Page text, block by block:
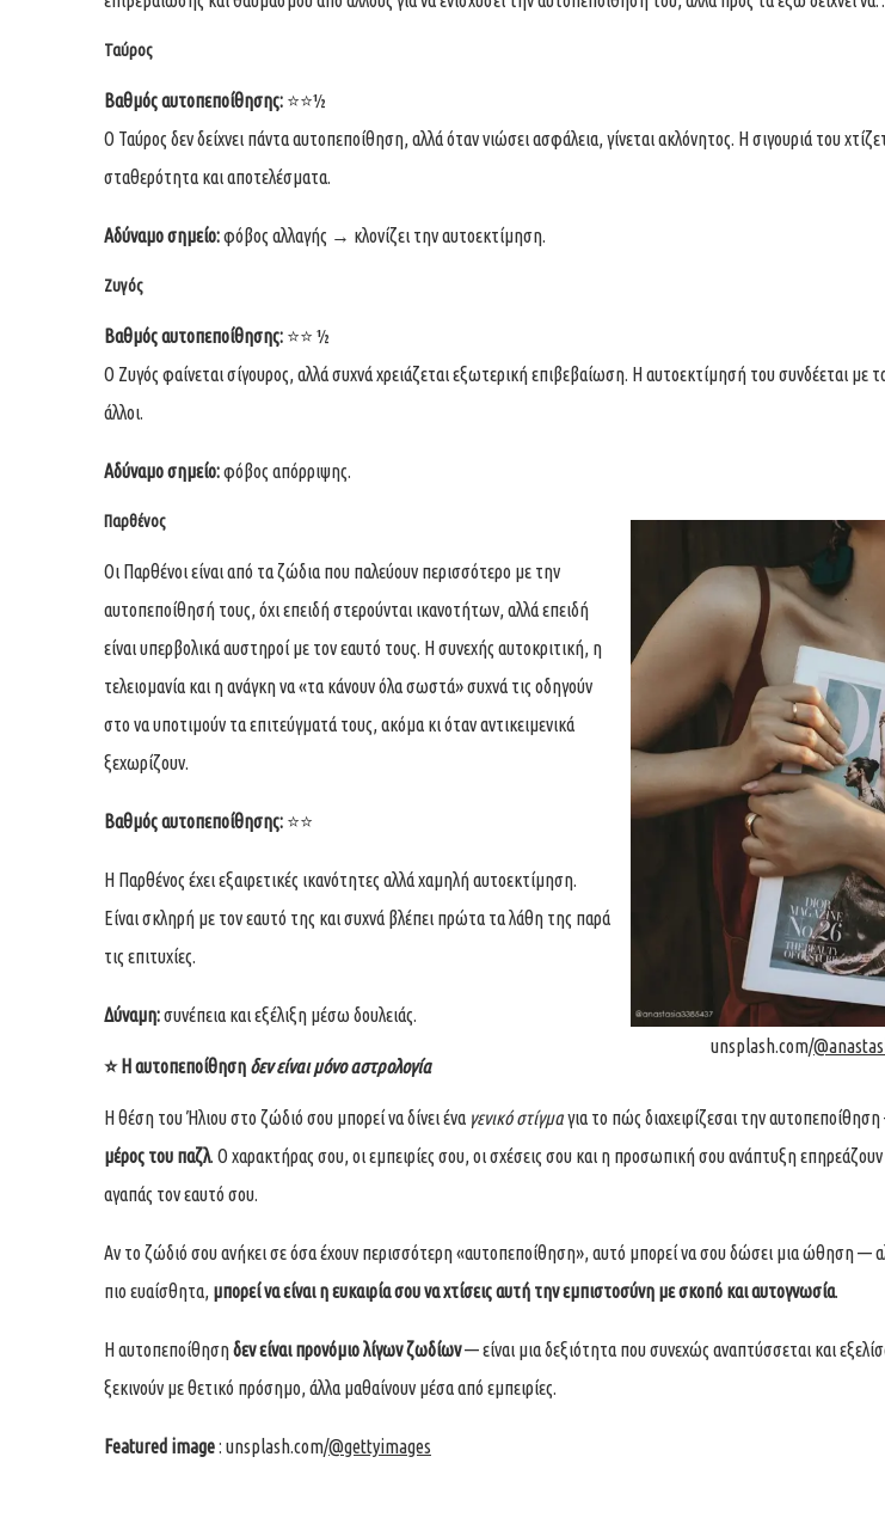
Ταύρος
Βαθμός αυτοπεποίθησης: ⭐⭐½
Ο Ταύρος δεν δείχνει πάντα αυτοπεποίθηση, αλλά όταν νιώσει ασφάλεια, γίνεται ακλόνητος. Η σιγουριά του
σταθερότητα και αποτελέσματα.
Αδύναμο σημείο:φόβος αλλαγής → κλονίζει την αυτοεκτίμηση.
Ζυγός
Βαθμός αυτοπεποίθησης: ⭐⭐ ½
Ο Ζυγός φαίνεται σίγουρος, αλλά συχνά χρειάζεται εξωτερική επιβεβαίωση. Η αυτοεκτίμησή του συνδέεται με
άλλοι.
Αδύναμο σημείο:φόβος απόρριψης.
unsplash.com/
Παρθένος
Οι Παρθένοι είναι από τα ζώδια που παλεύουν περισσότερο με την
αυτοπεποίθησή τους, όχι επειδή στερούνται ικανοτήτων, αλλά επειδή
είναι υπερβολικά αυστηροί με τον εαυτό τους. Η συνεχής αυτοκριτική, η
τελειομανία και η ανάγκη να «τα κάνουν όλα σωστά» συχνά τις οδηγούν
στο να υποτιμούν τα επιτεύγματά τους, ακόμα κι όταν αντικειμενικά
ξεχωρίζουν.
Βαθμός αυτοπεποίθησης: ⭐⭐
Η Παρθένος έχει εξαιρετικές ικανότητες αλλά χαμηλή αυτοεκτίμηση.
Είναι σκληρή με τον εαυτό της και συχνά βλέπει πρώτα τα λάθη της παρά
τις επιτυχίες.
Δύναμη:συνέπεια και εξέλιξη μέσω δουλειάς.
⭐Η αυτοπεποίθηση δεν είναι μόνο αστρολογία
Η θέση του Ήλιου στο ζώδιό σου μπορεί να δίνει ένα γενικό στίγμαγια το πώς διαχειρίζεσαι την
μέρος του παζλ. Ο χαρακτήρας σου, οι εμπειρίες σου, οι σχέσεις σου και η προσωπική σου ανάπτυξη
αγαπάς τον εαυτό σου.
Αν το ζώδιό σου ανήκει σε όσα έχουν περισσότερη «αυτοπεποίθηση», αυτό μπορεί να σου δώσει μια ώθηση —
πιο ευαίσθητα, μπορεί να είναι η ευκαιρία σου να χτίσεις αυτή την εμπιστοσύνη με σκοπό και αυτογνωσία.
Η αυτοπεποίθησηδεν είναι προνόμιο λίγων ζωδίων— είναι μια δεξιότητα που συνεχώς αναπτύσσεται και
ξεκινούν με θετικό πρόσημο, άλλα μαθαίνουν μέσα από εμπειρίες.
Featured image: unsplash.com/@gettyimages